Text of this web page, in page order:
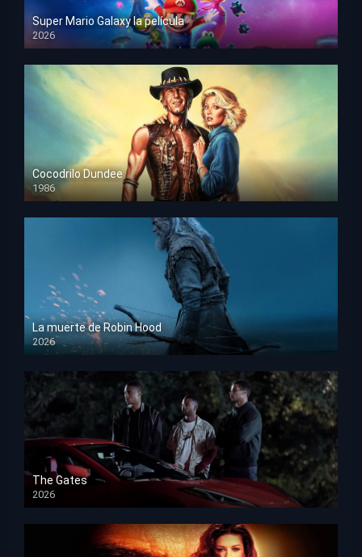
Super Mario Galaxy la película
2026
HD 1080p
Cocodrilo Dundee
1986
HD 1080p
La muerte de Robin Hood
2026
HD 1080p
The Gates
2026
HD 1080p